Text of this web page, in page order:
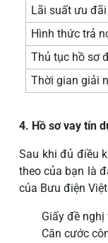
Lãi suất ưu đãi
Hình thức trả
Thủ tục hồ sơ
Thời gian giải
4. Hồ sơ vay tín
Sau khi đủ điều
theo của bạn là
của Bưu điện
Giấy đề
Căn cước